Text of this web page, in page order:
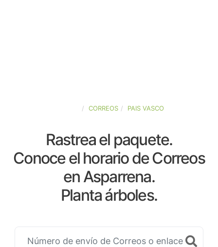
CORREOS PAIS VASCO
Rastrea el paquete.
Conoce el horario de Correos
en Asparrena.
Planta árboles.